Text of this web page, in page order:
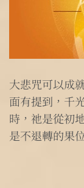
大悲咒可以成
面有提到，千
時，祂是從初
是不退轉的果